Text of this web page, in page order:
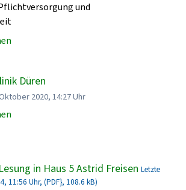
und
Düren
2020, 14:27 Uhr
in Haus 5 Astrid Freisen Letzte
11:56 Uhr, (PDF}, 108.6 kB)